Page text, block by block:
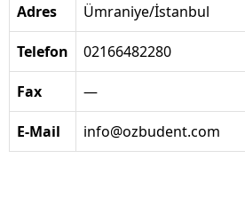
Adres
Ümraniye/İstanbul
Telefon 02166482280
Fax —
E-Mail info@ozbudent.com